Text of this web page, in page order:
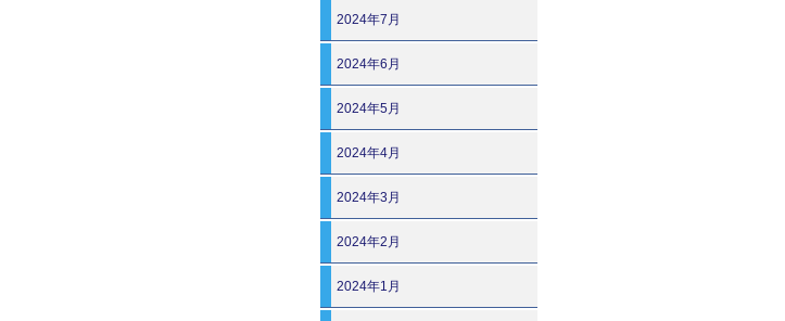
2024年7月
2024年6月
2024年5月
2024年4月
2024年3月
2024年2月
2024年1月